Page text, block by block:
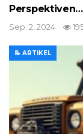
Perspektiven…
Sep. 2, 2024
📝 ARTIKEL